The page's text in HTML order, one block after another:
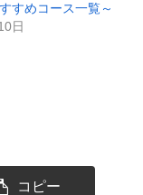
すめコース一覧～
日
コピー